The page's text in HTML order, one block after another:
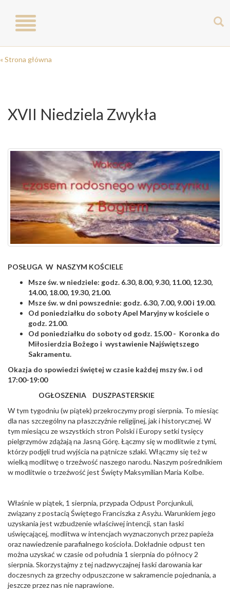
Toggle
navigation
« Strona główna
XVII Niedziela Zwykła
POSŁUGA W NASZYM KOŚCIELE
Msze św. w niedziele: godz. 6.30, 8.00, 9.30, 11.00, 12.30,
14.00, 18.00, 19.30, 21.00.
Msze św. w dni powszednie: godz. 6.30, 7.00, 9.00 i 19.00.
Od poniedziałku do soboty Apel Maryjny w kościele o
godz. 21.00.
Od poniedziałku do soboty od godz. 15.00 - Koronka do
Miłosierdzia Bożego i wystawienie Najświętszego
Sakramentu.
Okazja do spowiedzi świętej w czasie każdej mszy św. i od
17:00-19:00
OGŁOSZENIA DUSZPASTERSKIE
W tym tygodniu (w piątek) przekroczymy progi sierpnia. To miesiąc
dla nas szczególny na płaszczyźnie religijnej, jak i historycznej. W
tym miesiącu ze wszystkich stron Polski i Europy setki tysięcy
pielgrzymów zdążają na Jasną Górę. Łączmy się w modlitwie z tymi,
którzy podjęli trud wyjścia na pątnicze szlaki. Włączmy się też w
wielką modlitwę o trzeźwość naszego narodu. Naszym pośrednikiem
w modlitwie o trzeźwość jest Święty Maksymilian Maria Kolbe.
Właśnie w piątek, 1 sierpnia, przypada Odpust Porcjunkuli,
związany z postacią Świętego Franciszka z Asyżu. Warunkiem jego
uzyskania jest wzbudzenie właściwej intencji, stan łaski
uświęcającej, modlitwa w intencjach wyznaczonych przez papieża
oraz nawiedzenie parafialnego kościoła. Dokładnie odpust ten
można uzyskać w czasie od południa 1 sierpnia do północy 2
sierpnia. Skorzystajmy z tej nadzwyczajnej łaski darowania kar
doczesnych za grzechy odpuszczone w sakramencie pojednania, a
jeszcze przez nas nie naprawione.